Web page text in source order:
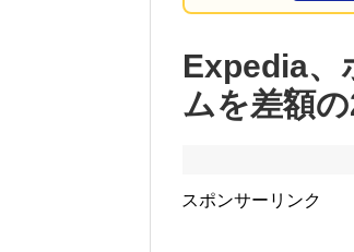
Expedia、
ムを差額
スポンサーリンク